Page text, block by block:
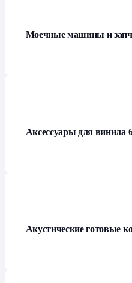
Моечные машины и
Аксессуары для винила
Акустические готовые